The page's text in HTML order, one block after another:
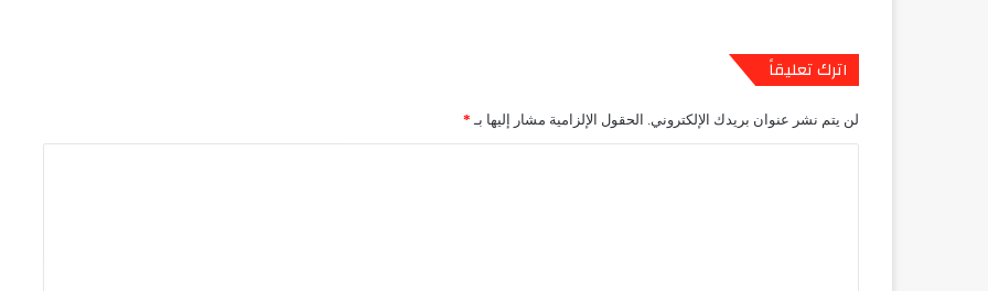
اترك تعليقاً
لن يتم نشر عنوان بريدك الإلكتروني. الحقول الإلزامية مشار إليها بـ *